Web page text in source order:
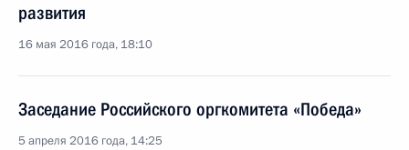
развития
16 мая 2016 года, 18:10
Заседание Российского оргкомитета «Победа»
5 апреля 2016 года, 14:25